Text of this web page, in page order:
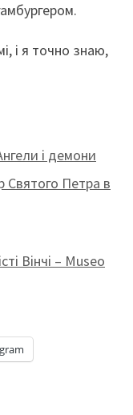
і я точно знаю,
і демони
Святого Петра в
Вінчі – Museo